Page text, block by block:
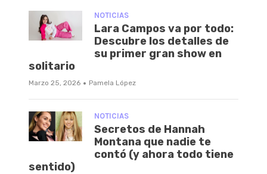
NOTICIAS
Lara Campos va por todo:
Descubre los detalles de
su primer gran show en
solitario
Marzo 25, 2026 · Pamela López
NOTICIAS
Secretos de Hannah
Montana que nadie te
contó (y ahora todo tiene
sentido)